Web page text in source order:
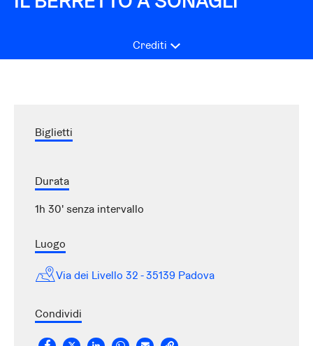
Crediti
Biglietti
Durata
1h 30' senza intervallo
Luogo
Via dei Livello 32 - 35139 Padova
Condividi